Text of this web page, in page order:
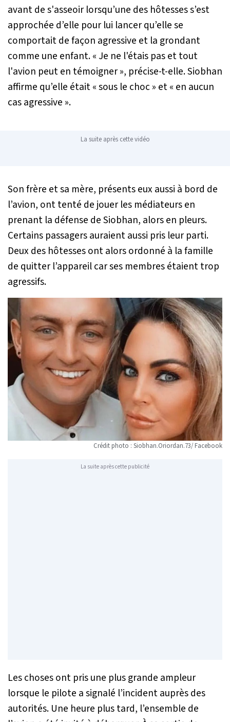
avant de s'asseoir lorsqu’une des hôtesses s’est
approchée d’elle pour lui lancer qu’elle se
comportait de façon agressive et la grondant
comme une enfant. « Je ne l'étais pas et tout
l'avion peut en témoigner», précise-t-elle. Siobhan
affirme qu’elle était «sous le choc» et « en aucun
cas agressive ».
La suite après cette vidéo
Son frère et sa mère, présents eux aussi à bord de
l’avion, ont tenté de jouer les médiateurs en
prenant la défense de Siobhan, alors en pleurs.
Certains passagers auraient aussi pris leur parti.
Deux des hôtesses ont alors ordonné à la famille
de quitter l’appareil car ses membres étaient trop
agressifs.
Crédit photo : Siobhan.Oriordan.73/ Facebook
La suite après cette publicité
Les choses ont pris une plus grande ampleur
lorsque le pilote a signalé l’incident auprès des
autorités. Une heure plus tard, l’ensemble de